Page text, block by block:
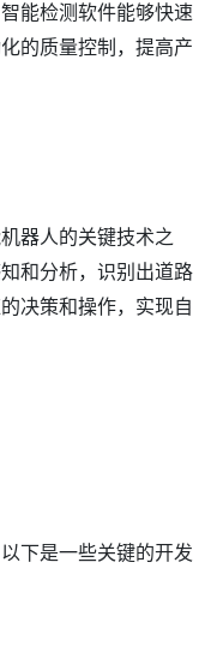
能检测软件能够快速
的质量控制，提高产
器人的关键技术之
和分析，识别出道路
决策和操作，实现自
下是一些关键的开发